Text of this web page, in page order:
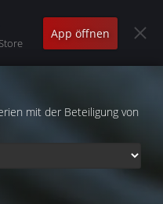
App öffnen
mit der Beteiligung von